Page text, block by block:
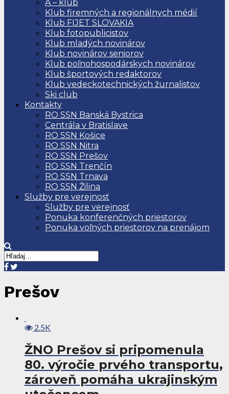
A – klub
Klub firemných a regionálnych médií
Klub FIJET SLOVAKIA
Klub fotopublicistov
Klub mladých novinárov
Klub novinárov seniorov
Klub poľnohospodárskych novinárov
Klub športových redaktorov
Klub vedeckotechnických žurnalistov
Ski club
Kontakty
RO SSN Banská Bystrica
Centrála v Bratislave
RO SSN Košice
RO SSN Nitra
RO SSN Prešov
RO SSN Trenčín
RO SSN Trnava
RO SSN Žilina
Služby pre verejnosť
Služby pre verejnosť
Ponuka konferenčných priestorov
Ponuka voľných priestorov na prenájom
Prešov
2.5K
ŽNO Prešov si pripomenula
80. výročie prvého transportu,
zároveň pomáha ukrajinským